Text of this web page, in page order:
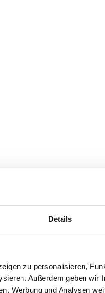
Details
zu personalisieren,
Außerdem geben wir
Werbung und Analysen
adaptée à